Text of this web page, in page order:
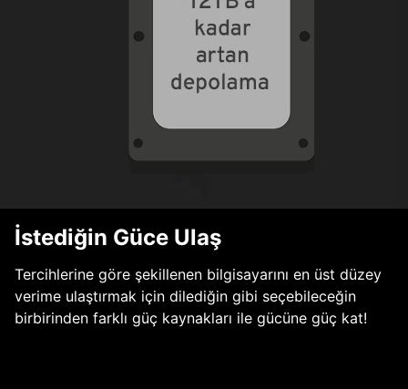
İstediğin Güce Ulaş
Tercihlerine göre şekillenen bilgisayarını en üst düzey
verime ulaştırmak için dilediğin gibi seçebileceğin
birbirinden farklı güç kaynakları ile gücüne güç kat!